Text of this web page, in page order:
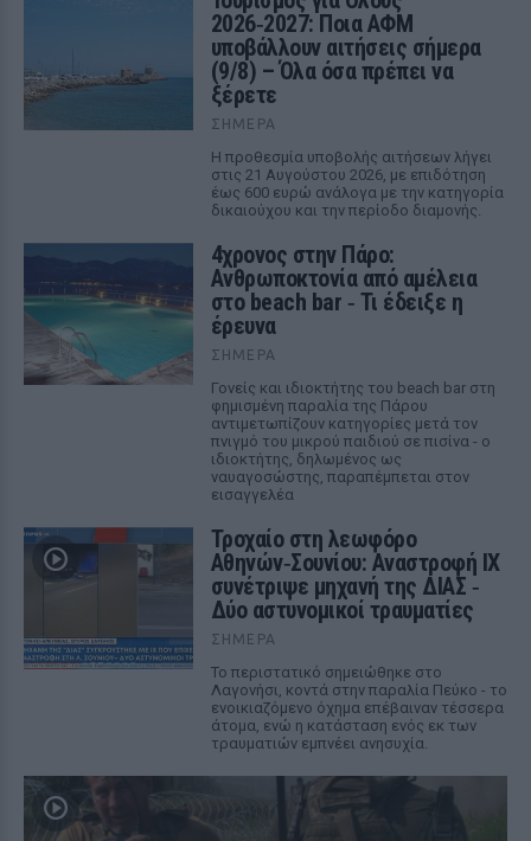
2026‑2027: Ποια ΑΦΜ
υποβάλλουν αιτήσεις σήμερα
(9/8) – Όλα όσα πρέπει να
ξέρετε
ΣΉΜΕΡΑ
Η προθεσμία υποβολής αιτήσεων λήγει
στις 21 Αυγούστου 2026, με επιδότηση
έως 600 ευρώ ανάλογα με την κατηγορία
δικαιούχου και την περίοδο διαμονής.
4χρονος στην Πάρο:
Ανθρωποκτονία από αμέλεια
στο beach bar ‑ Τι έδειξε η
έρευνα
ΣΉΜΕΡΑ
Γονείς και ιδιοκτήτης του beach bar στη
φημισμένη παραλία της Πάρου
αντιμετωπίζουν κατηγορίες μετά τον
πνιγμό του μικρού παιδιού σε πισίνα - ο
ιδιοκτήτης, δηλωμένος ως
ναυαγοσώστης, παραπέμπεται στον
εισαγγελέα
Τροχαίο στη λεωφόρο
Αθηνών‑Σουνίου: Αναστροφή ΙΧ
συνέτριψε μηχανή της ΔΙΑΣ ‑
Δύο αστυνομικοί τραυματίες
ΣΉΜΕΡΑ
Το περιστατικό σημειώθηκε στο
Λαγονήσι, κοντά στην παραλία Πεύκο - το
ενοικιαζόμενο όχημα επέβαιναν τέσσερα
άτομα, ενώ η κατάσταση ενός εκ των
τραυματιών εμπνέει ανησυχία.